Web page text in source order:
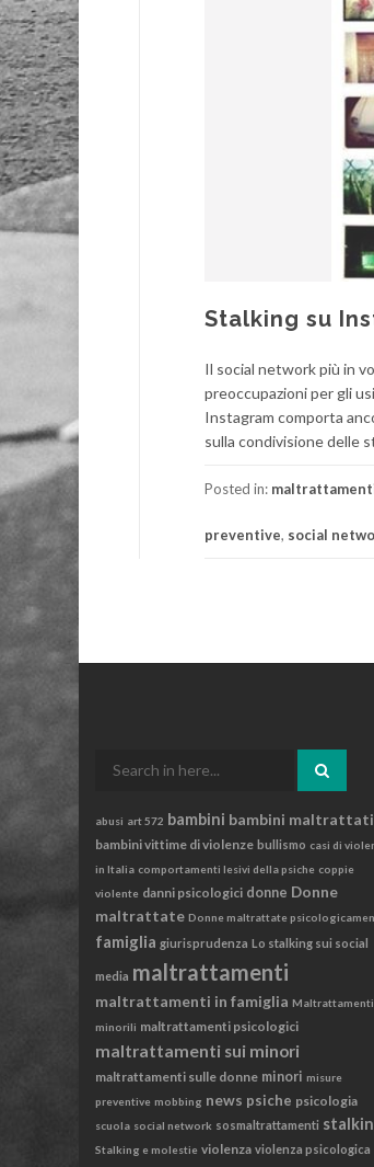
Stalking su
Il social network più in
preoccupazioni per gli
Instagram comporta
sulla condivisione delle
Posted in:
preventive, social
abusi art 572 bambini bambini maltrattati
bambini vittime di violenze bullismo casi di
in Italia comportamenti lesivi della psiche coppie
violente danni psicologici donne Donne
maltrattate Donne maltrattate
famiglia giurisprudenza Lo stalking sui social
media maltrattamenti
maltrattamenti in famiglia Maltrattamenti
minorili maltrattamenti psicologici
maltrattamenti sui minori
maltrattamenti sulle donne minori misure
preventive mobbing news psiche psicologia
scuola social network sosmaltrattamenti
Stalking e molestie violenza violenza psicologica